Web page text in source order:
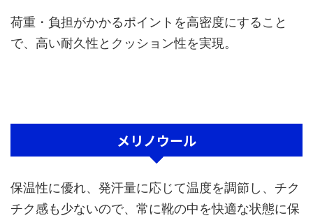
荷重・負担がかかるポイントを高密度にすること
で、高い耐久性とクッション性を実現。
メリノウール
保温性に優れ、発汗量に応じて温度を調節し、チク
チク感も少ないので、常に靴の中を快適な状態に保